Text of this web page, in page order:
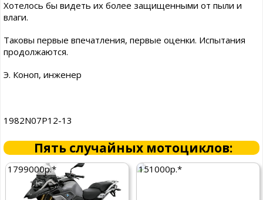
Хотелось бы видеть их более защищенными от пыли и
влаги.
Таковы первые впечатления, первые оценки. Испытания
продолжаются.
Э. Коноп, инженер
1982N07P12-13
Пять случайных мотоциклов:
1799000р.* 151000р.*